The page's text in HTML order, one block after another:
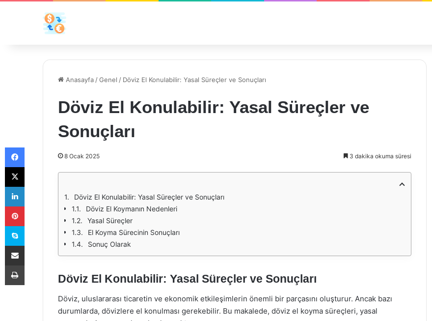
Anasayfa /Genel / Döviz El Konulabilir: Yasal Süreçler ve Sonuçları
Döviz El Konulabilir: Yasal Süreçler ve
Sonuçları
8 Ocak 2025 3 dakika okuma süresi
Döviz El Konulabilir: Yasal Süreçler ve Sonuçları
Döviz El Koymanın Nedenleri
Yasal Süreçler
El Koyma Sürecinin Sonuçları
Sonuç Olarak
Döviz El Konulabilir: Yasal Süreçler ve Sonuçları
Döviz, uluslararası ticaretin ve ekonomik etkileşimlerin önemli bir parçasını oluşturur. Ancak bazı
durumlarda, dövizlere el konulması gerekebilir. Bu makalede, döviz el koyma süreçleri, yasal
Facebook
X
LinkedIn
Pinterest
Skype
E-Posta ile paylaş